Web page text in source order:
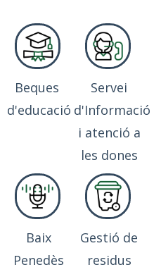
Beques
d'educació
Servei
d'Informació
i atenció a
les dones
Baix
Penedès
Gestió de
residus